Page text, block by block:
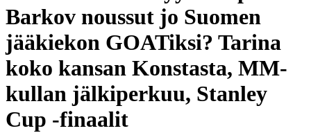
Barkov noussut jo Suomen
jääkiekon GOATiksi? Tarina
koko kansan Konstasta, MM-
kullan jälkiperkuu, Stanley
Cup -finaalit